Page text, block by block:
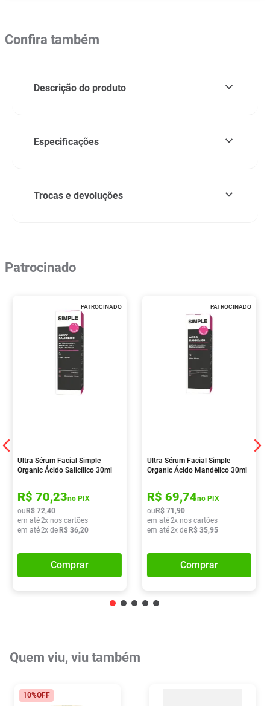
Confira também
Descrição do produto
Especificações
Trocas e devoluções
Patrocinado
PATROCINADO
Ultra Sérum Facial Simple
Organic Ácido Salicílico 30ml
R$ 70,23no PIX
ou R$ 72,40
em até2x nos cartões
em até2x de R$ 36,20
Comprar
PATROCINADO
Ultra Sérum Facial Simple
Organic Ácido Mandélico 30ml
R$ 69,74no PIX
ou R$ 71 ,90
em até2x nos cartões
em até2x de R$ 35,95
Comprar
Quem viu, viu também
10%OFF